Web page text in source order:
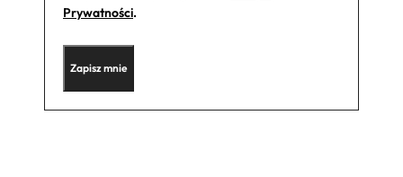
Prywatności.